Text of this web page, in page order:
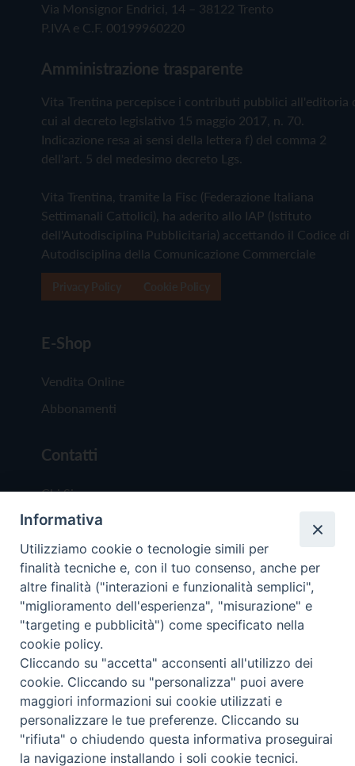
Via Monsignor Endrici, 14 – 38122 Trento
P.IVA e C.F. 00199960220
Amministrazione trasparente
Vita Trentina percepisce i contributi pubblici all'editoria
cui al decreto legislativo 15 maggio 2017, n. 70.
Indicazione resa ai sensi della lettera f) del comma 2
dell'art. 5 del medesimo decreto Lgs.
Vita Trentina, tramite la Fisc (Federazione Italiana
Settimanali Cattolici), ha aderito allo IAP (Istituto
dell'Autodisciplina Pubblicitaria) accettando il Codice di
Autodisciplina della Comunicazione Commerciale
E-Shop
Vendita Online
Abbonamenti
Contatti
Chi Siamo
Redazione
Scrivici
Copyright © 2019 - Tutti i diritti riservati - Vita
Trentina Editrice
Privacy Policy
Torna
Informativa
Utilizziamo cookie o tecnologie simili per
finalità tecniche e, con il tuo consenso, anche per
altre finalità ("interazioni e funzionalità semplici",
"miglioramento dell'esperienza", "misurazione" e
"targeting e pubblicità") come specificato nella
cookie policy.
Cliccando su "accetta" acconsenti all'utilizzo dei
cookie. Cliccando su "personalizza" puoi avere
maggiori informazioni sui cookie utilizzati e
personalizzare le tue preferenze. Cliccando su
"rifiuta" o chiudendo questa informativa proseguirai
la navigazione installando i soli cookie tecnici.